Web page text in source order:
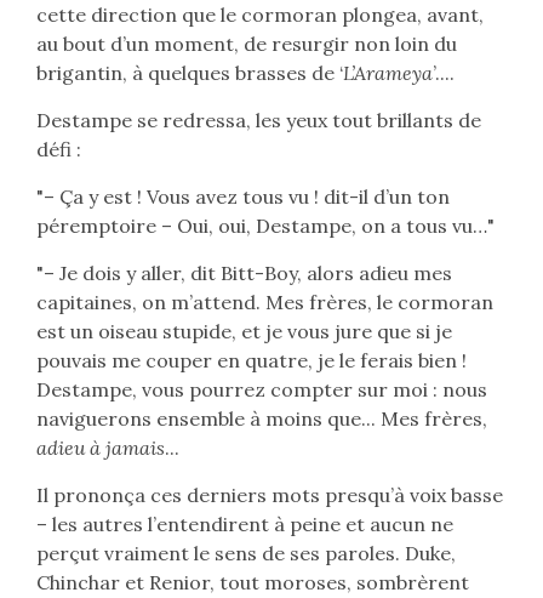
cette direction que le cormoran plongea, avant,
au bout d’un moment, de resurgir non loin du
brigantin, à quelques brasses de ‘L’Arameya’....
Destampe se redressa, les yeux tout brillants de
défi :
"– Ça y est ! Vous avez tous vu ! dit-il d’un ton
péremptoire – Oui, oui, Destampe, on a tous vu…"
"– Je dois y aller, dit Bitt-Boy, alors adieu mes
capitaines, on m’attend. Mes frères, le cormoran
est un oiseau stupide, et je vous jure que si je
pouvais me couper en quatre, je le ferais bien !
Destampe, vous pourrez compter sur moi : nous
naviguerons ensemble à moins que... Mes frères,
adieu à jamais...
Il prononça ces derniers mots presqu’à voix basse
– les autres l’entendirent à peine et aucun ne
perçut vraiment le sens de ses paroles. Duke,
Chinchar et Renior, tout moroses, sombrèrent